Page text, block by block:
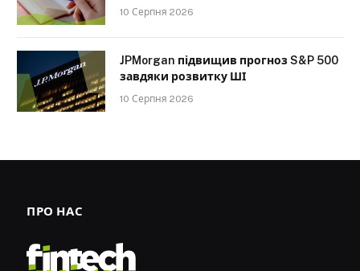
10 Серпня 2026
JPMorgan підвищив прогноз S&P 500
завдяки розвитку ШІ
10 Серпня 2026
ПРО НАС